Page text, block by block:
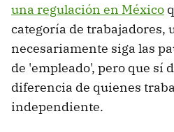
una regulación en México
categoría de trabajadores,
necesariamente siga las
de 'empleado', pero que sí
diferencia de quienes
independiente.